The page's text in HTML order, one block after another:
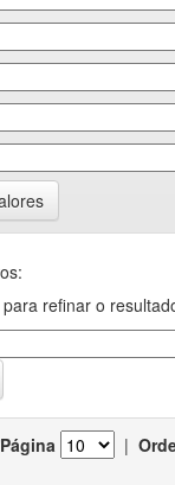
refinar o
|